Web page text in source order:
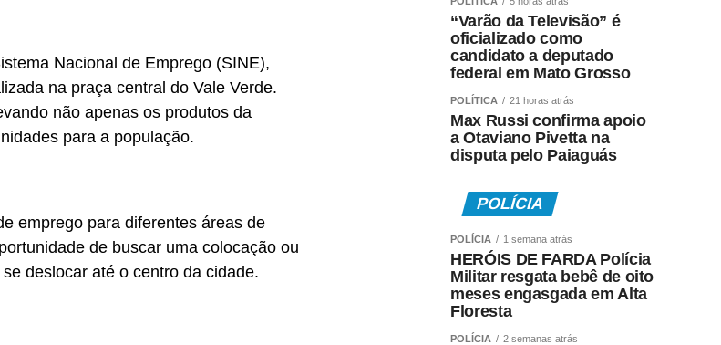
Nacional de Emprego (SINE),
na praça central do Vale Verde.
não apenas os produtos da
para a população.
emprego para diferentes áreas de
de buscar uma colocação ou
deslocar até o centro da cidade.
“Varão da Televisão” é
oficializado como
candidato a deputado
federal em Mato Grosso
POLÍTICA 21 horas atrás
Max Russi confirma apoio
a Otaviano Pivetta na
disputa pelo Paiaguás
POLÍCIA
POLÍCIA 1 semana atrás
HERÓIS DE FARDA Polícia
Militar resgata bebê de oito
meses engasgada em Alta
Floresta
POLÍCIA 2 semanas atrás